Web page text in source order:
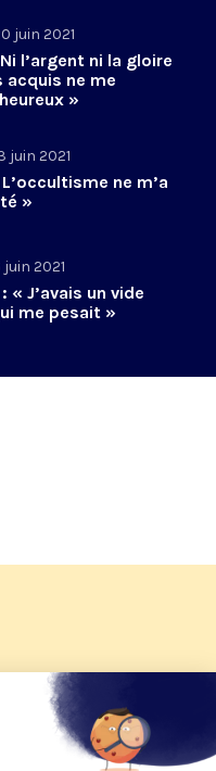
juin 2021
l’argent ni la gloire
acquis ne me
»
juin 2021
ne m’a
»
2021
« J’avais un vide
me pesait »
d'été 2026 de KTO